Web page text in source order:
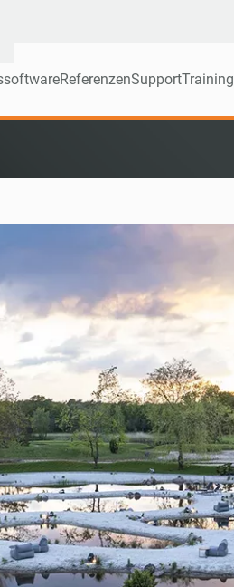
ReferenzenSupportTraining